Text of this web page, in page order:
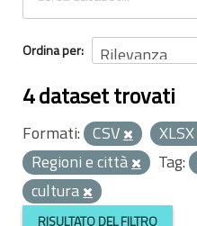
Ordina per
4 dataset trovati
Formati: CSV XLSX
Regioni e città
Tag:
cultura
RISULTATO DEL FILTRO